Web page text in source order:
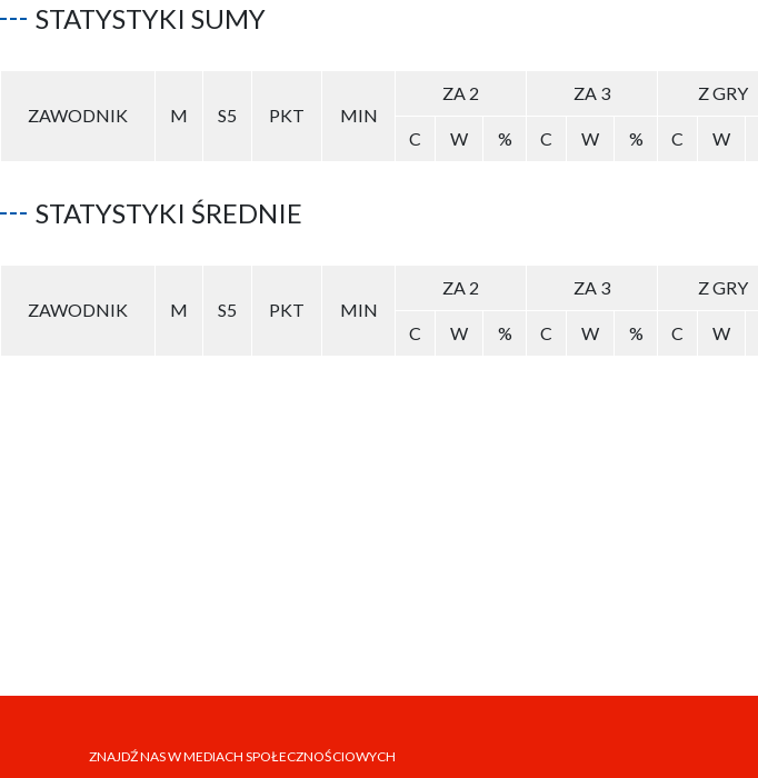
STATYSTYKI SUMY
ZAWODNIK M S5 PKT MIN
ZA 2 ZA 3 Z GRY
C
W % C W % C W
STATYSTYKI ŚREDNIE
ZAWODNIK M S5 PKT MIN
ZA 2 ZA 3 Z GRY
C
W % C W % C W
ZNAJDŹ NAS W MEDIACH SPOŁECZNOŚCIOWYCH